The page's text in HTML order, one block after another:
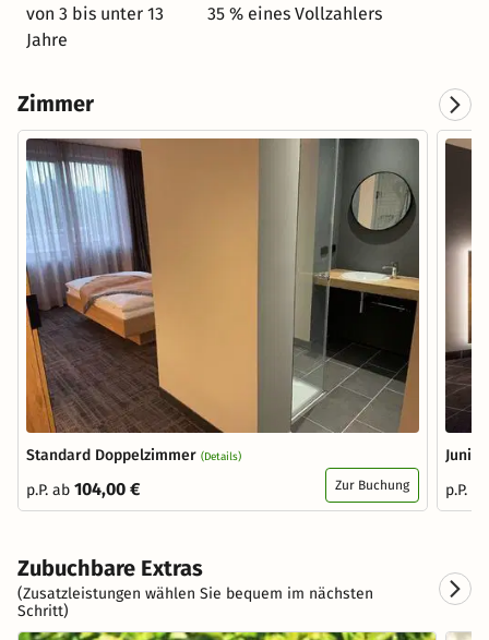
von 3 bis unter 13
Jahre
35 % eines Vollzahlers
Zimmer
Standard Doppelzimmer (Details)
p.P. ab 104,00 € Zur Buchung
p.P.
Zubuchbare Extras
(Zusatzleistungen wählen Sie bequem im nächsten
Schritt)